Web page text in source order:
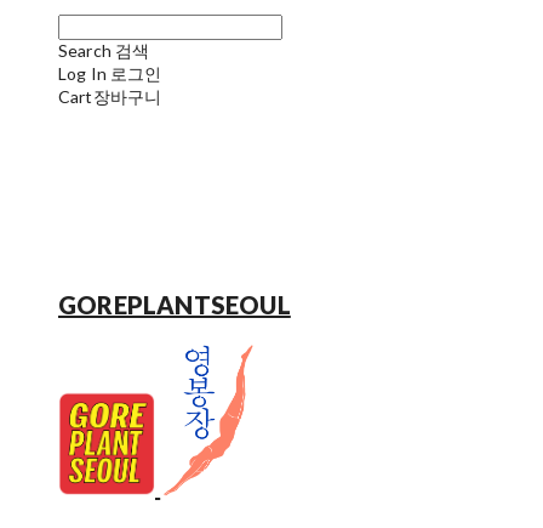
Search 검색
Log In 로그인
Cart장바구니
GOREPLANTSEOUL